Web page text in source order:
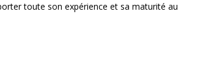
toute son expérience et sa maturité au